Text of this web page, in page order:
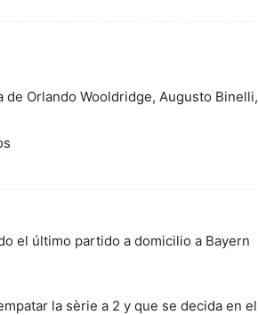
Orlando Wooldridge, Augusto Binelli,
el último partido a domicilio a Bayern
la sèrie a 2 y que se decida en el